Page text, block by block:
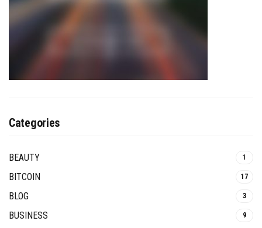
Categories
BEAUTY 1
BITCOIN 17
BLOG 3
BUSINESS 9